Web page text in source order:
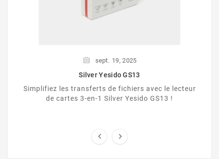
sept. 19, 2025
Silver Yesido GS13
Simplifiez les transferts de fichiers avec le lecteur
de cartes 3-en-1 Silver Yesido GS13 !
 